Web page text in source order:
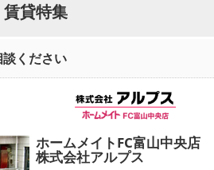
賃貸特集
ください
ホームメイトFC富山中央店
株式会社アルプス